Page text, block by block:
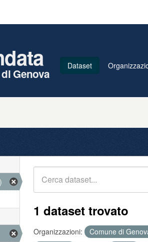
Genova
Dataset
1 dataset trovato
Organizzazioni: Comune di